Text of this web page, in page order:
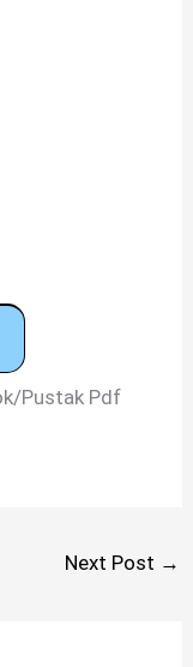
Pustak Pdf
Next Post →